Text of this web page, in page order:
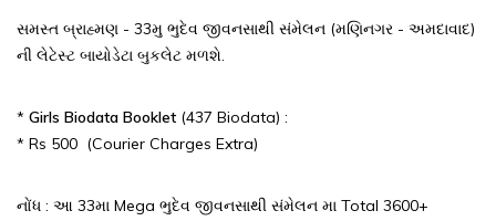
સમસ્ત બ્રાહ્મણ - 33મુ ભુદેવ જીવનસાથી સંમેલન (મણિનગર - અમદાવાદ)
ની લેટેસ્ટ બાયોડેટા બુકલેટ મળશે.
* Girls Biodata Booklet (437 Biodata) :
* Rs 500 (Courier Charges Extra)
નોંધ : આ 33મા Mega ભુદેવ જીવનસાથી સંમેલન મા Total 3600+